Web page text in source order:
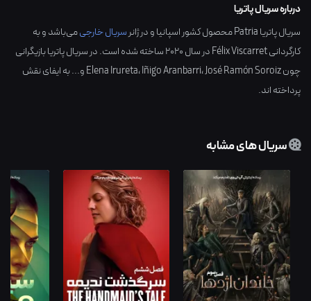
درباره سریال پاتریا
سریال پاتریا Patria محصول کشور اسپانیاو در ژانرسریال خارجیمی‌باشد و به
کارگردانیFélix Viscarretدر سال2020ساخته شده است. در سریال پاتریا بازیگرانی
چون
Elena Irureta،Iñigo Aranbarri،José Ramón Soroiz
و... به ایفای نقش
پرداخته اند.
سریال های مشابه